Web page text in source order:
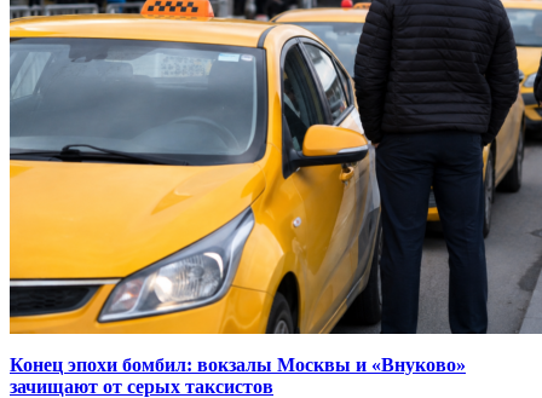
Конец эпохи бомбил: вокзалы Москвы и «Внуково»
зачищают от серых таксистов